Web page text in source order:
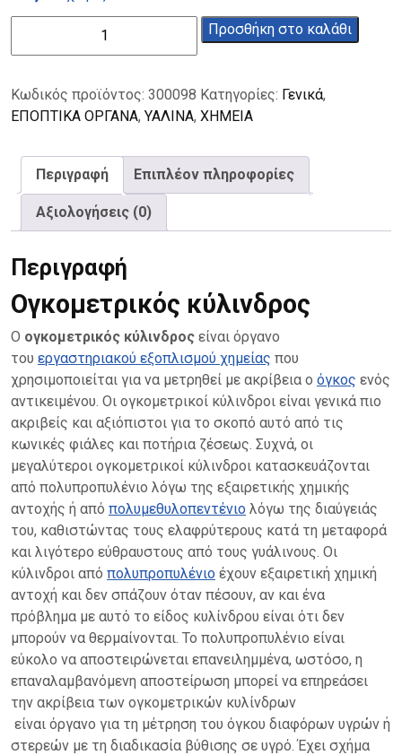
ποσότητα
Προσθήκη στο καλάθι
Κωδικός προϊόντος: 300098 Κατηγορίες: Γενικά,
ΕΠΟΠΤΙΚΑ ΟΡΓΑΝΑ, ΥΑΛΙΝΑ, ΧΗΜΕΙΑ
Περιγραφή Επιπλέον πληροφορίες
Αξιολογήσεις (0)
Περιγραφή
Ογκομετρικός κύλινδρος
Ο ογκομετρικός κύλινδρος είναι όργανο
του εργαστηριακού εξοπλισμού χημείας που
χρησιμοποιείται για να μετρηθεί με ακρίβεια ο όγκος ενός
αντικειμένου. Οι ογκομετρικοί κύλινδροι είναι γενικά πιο
ακριβείς και αξιόπιστοι για το σκοπό αυτό από τις
κωνικές φιάλες και ποτήρια ζέσεως. Συχνά, οι
μεγαλύτεροι ογκομετρικοί κύλινδροι κατασκευάζονται
από πολυπροπυλένιο λόγω της εξαιρετικής χημικής
αντοχής ή από πολυμεθυλοπεντένιο λόγω της διαύγειάς
του, καθιστώντας τους ελαφρύτερους κατά τη μεταφορά
και λιγότερο εύθραυστους από τους γυάλινους. Οι
κύλινδροι από πολυπροπυλένιο έχουν εξαιρετική χημική
αντοχή και δεν σπάζουν όταν πέσουν, αν και ένα
πρόβλημα με αυτό το είδος κυλίνδρου είναι ότι δεν
μπορούν να θερμαίνονται. Το πολυπροπυλένιο είναι
εύκολο να αποστειρώνεται επανειλημμένα, ωστόσο, η
επαναλαμβανόμενη αποστείρωση μπορεί να επηρεάσει
την ακρίβεια των ογκομετρικών κυλίνδρων
είναι όργανο για τη μέτρηση του όγκου διαφόρων υγρών ή
στερεών με τη διαδικασία βύθισης σε υγρό. Έχει σχήμα